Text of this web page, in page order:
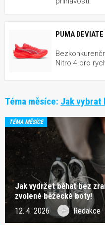
PUMA
Nitro 4 pro
Téma měsíce: Jak vybrat
TÉMA MĚSÍCE
Jak vydržet běhat bez
zvolené běžecké boty!
12. 4. 2026 Redakce